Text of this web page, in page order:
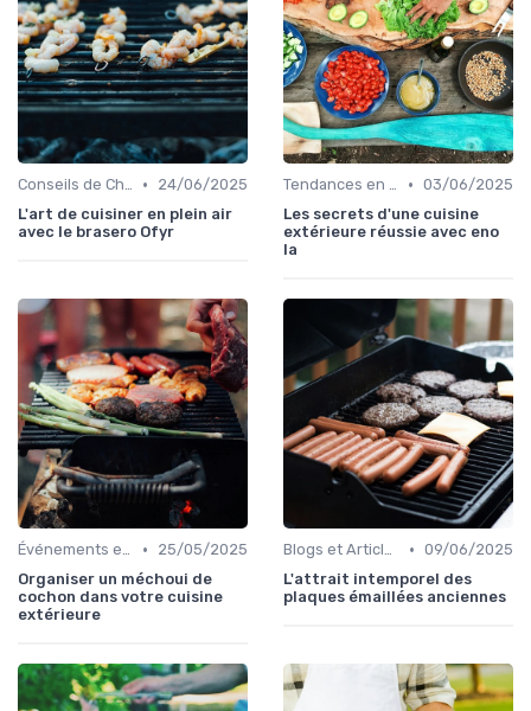
Conseils de Chefs pour Cuisiner en Extérieur •
24/06/2025
L'art de cuisiner en plein air
avec le brasero Ofyr
Tendances en Cuisine Extérieure • 03/06/2025
Les secrets d'une cuisine
extérieure réussie avec eno
la
Événements et Réceptions en Plein Air •
25/05/2025
Organiser un méchoui de
cochon dans votre cuisine
extérieure
Blogs et Articles Thématiques • 09/06/2025
L'attrait intemporel des
plaques émaillées anciennes